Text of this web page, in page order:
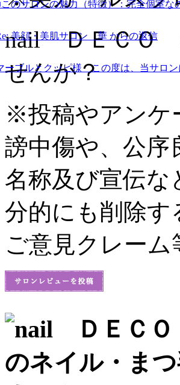
nail ＤＥＣＯ
せんか？
※投稿やアンケ
謗中傷や、公序
名称及び宣伝
分的にも削除
ご意見クレー
のサロンの魅力（特徴）：完全個室な
美顔・美肌サロン 華 からの返信
ーブルとクッピ様 この度は、当サロン